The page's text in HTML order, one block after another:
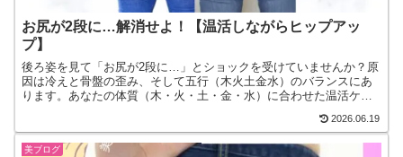
お尻が2段に…解消せよ！【温活しながらヒップアッ
プ】
後ろ姿を見て「お尻が2段に…」とショックを受けていませんか？原
因は冷えと骨盤の歪み、そして五行（木火土金水）のバランスにあ
ります。あなたの体質（木・火・土・金・水）に合わせた温活ケア
2026.06.19
美ブログ